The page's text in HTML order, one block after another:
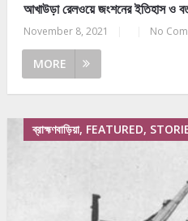
আখাউড়া রেলওয়ে জংশনের ইতিহাস ও
November 8, 2021 No
MORE
ব্রাহ্মণবাড়িয়া, FEATURED,